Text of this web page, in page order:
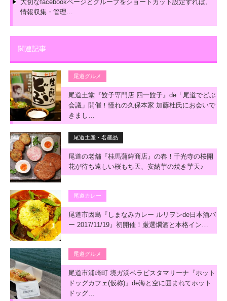
大切なfacebookページとグループをショートカット設定すれば、
情報収集・管理…
関連記事
尾道グルメ
尾道土堂『餃子専門店 四一餃子』de「尾道でどぶ
会議」開催！憧れの久保本家 加藤杜氏にお会いで
きまし…
尾道土産・名産品
尾道の老舗『桂馬蒲鉾商店』の春！千光寺の桜開
花が待ち遠しい桜もち天、安納芋の焼き芋天♪
尾道カレー
尾道市因島『しまなみカレー ルリヲンde日本酒バ
ー 2017/11/19』初開催！厳選燗酒と本格イン…
尾道グルメ
尾道市浦崎町 境ガ浜ベラビスタマリーナ『ホット
ドッグカフェ(仮称)』de海と空に囲まれてホット
ドッグ…